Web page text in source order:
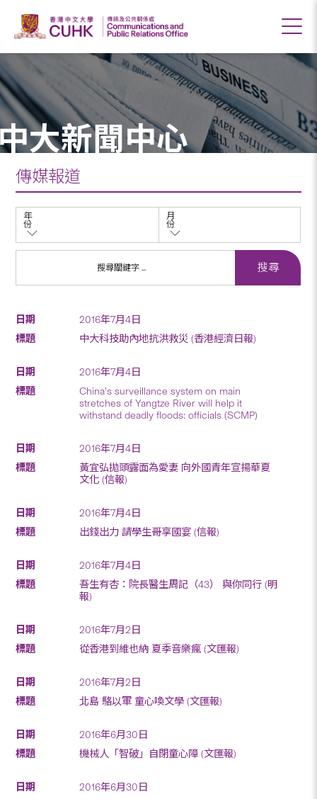
大新聞中心
傳媒報道
年
份
月
份
2016年7月4日
中大科技助內地抗洪救災 (香港經濟日報)
2016年7月4日
China’s surveillance system on main
stretches of Yangtze River will help it
withstand deadly floods: officials (SCMP)
2016年7月4日
黃宜弘拋頭露面為愛妻 向外國青年宣揚華夏
文化 (信報)
2016年7月4日
出錢出力 請學生哥享國宴 (信報)
2016年7月4日
吾生有杏：院長醫生周記（43） 與你同行 (明
報)
2016年7月2日
從香港到維也納 夏季音樂瘋 (文匯報)
2016年7月2日
北島 駱以軍 童心喚文學 (文匯報)
2016年6月30日
機械人「智破」自閉童心障 (文匯報)
2016年6月30日